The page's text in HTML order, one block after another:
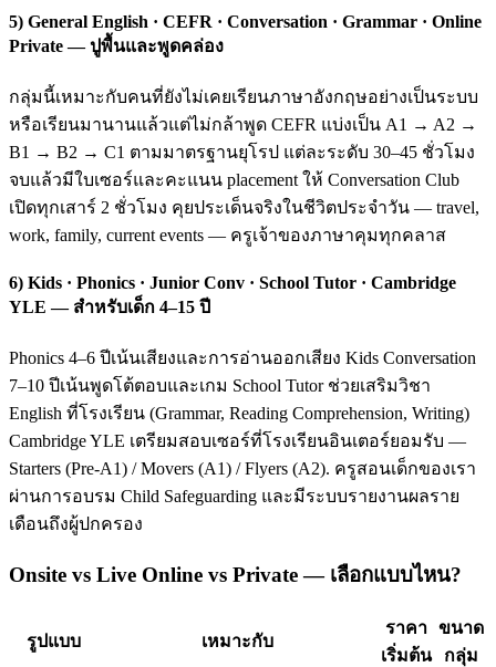
5) General English · CEFR · Conversation · Grammar · Online
Private — ปูพื้นและพูดคล่อง
กลุ่มนี้เหมาะกับคนที่ยังไม่เคยเรียนภาษาอังกฤษอย่างเป็นระบบ
หรือเรียนมานานแล้วแต่ไม่กล้าพูด CEFR แบ่งเป็น A1 → A2 →
B1 → B2 → C1 ตามมาตรฐานยุโรป แต่ละระดับ 30–45 ชั่วโมง
จบแล้วมีใบเซอร์และคะแนน placement ให้ Conversation Club
เปิดทุกเสาร์ 2 ชั่วโมง คุยประเด็นจริงในชีวิตประจำวัน — travel,
work, family, current events — ครูเจ้าของภาษาคุมทุกคลาส
6) Kids · Phonics · Junior Conv · School Tutor · Cambridge
YLE — สำหรับเด็ก 4–15 ปี
Phonics 4–6 ปีเน้นเสียงและการอ่านออกเสียง Kids Conversation
7–10 ปีเน้นพูดโต้ตอบและเกม School Tutor ช่วยเสริมวิชา
English ที่โรงเรียน (Grammar, Reading Comprehension, Writing)
Cambridge YLE เตรียมสอบเซอร์ที่โรงเรียนอินเตอร์ยอมรับ —
Starters (Pre-A1) / Movers (A1) / Flyers (A2). ครูสอนเด็กของเรา
ผ่านการอบรม Child Safeguarding และมีระบบรายงานผลราย
เดือนถึงผู้ปกครอง
Onsite vs Live Online vs Private — เลือกแบบไหน?
รูปแบบ เหมาะกับ
ราคา
เริ่มต้น
ขนาด
กลุ่ม